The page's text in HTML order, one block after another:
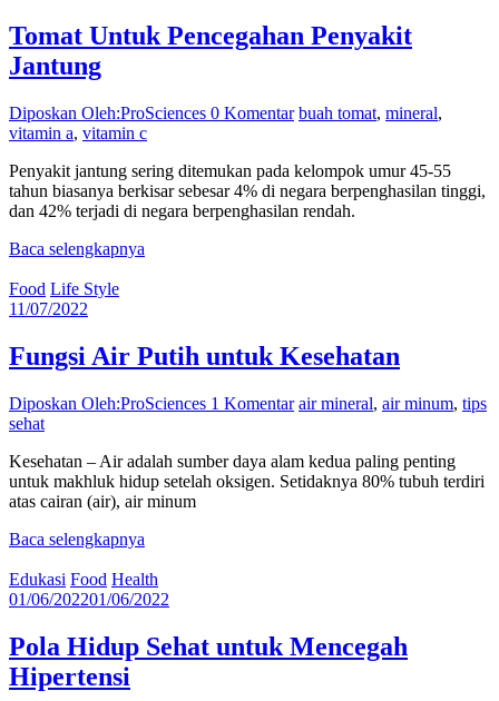
Tomat Untuk Pencegahan Penyakit
Jantung
Diposkan Oleh:ProSciences 0 Komentar buah tomat, mineral,
vitamin a, vitamin c
Penyakit jantung sering ditemukan pada kelompok umur 45-55
tahun biasanya berkisar sebesar 4% di negara berpenghasilan tinggi,
dan 42% terjadi di negara berpenghasilan rendah.
Baca selengkapnya
Food Life Style
11/07/2022
Fungsi Air Putih untuk Kesehatan
Diposkan Oleh:ProSciences 1 Komentar air mineral, air minum, tips
sehat
Kesehatan – Air adalah sumber daya alam kedua paling penting
untuk makhluk hidup setelah oksigen. Setidaknya 80% tubuh terdiri
atas cairan (air), air minum
Baca selengkapnya
Edukasi Food Health
01/06/202201/06/2022
Pola Hidup Sehat untuk Mencegah
Hipertensi